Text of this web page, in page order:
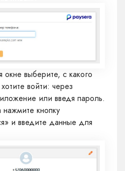
окне выберите, с какого
войти: через
или введя пароль.
кнопку
и введите данные для